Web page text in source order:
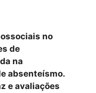
no
de
na
absenteísmo.
e avaliações